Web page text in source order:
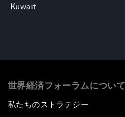
Kuwait
世界経済フォーラムについて
私たちのストラテジー